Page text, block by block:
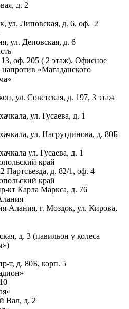
д. 2
ул. Липовская, д. 6, оф. 2
ул. Деповская, д. 6
оф. 205 ( 2 этаж). Офисное
«Магаданского
ул. Советская, д. 197, 3 этаж
ул. Гусаева, д. 1
ул. Насрутдинова, д. 80Б
ул. Гусаева, д. 1
край
Партсъезда, д. 82/1, оф. 4
край
кт Карла Маркса, д. 76
Алания, г. Моздок, ул. Кирова,
д. 3 (павильон у колеса
т, д. 80Б, корп. 5
Вал, д. 2